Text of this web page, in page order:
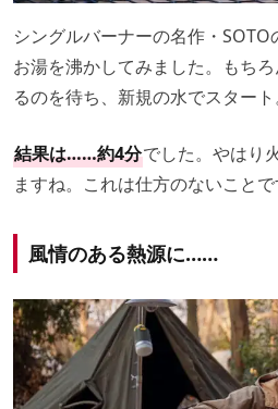
シングルバーナーの名作・SOTO
お湯を沸かしてみました。もち
るのを待ち、新規の水でスタート
結果は……約4分でした。やはり
ますね。これは仕方のないことで
風情のある熱源に……